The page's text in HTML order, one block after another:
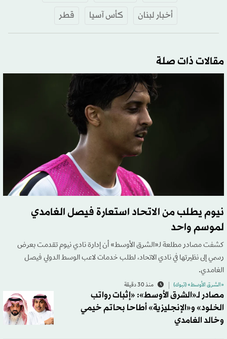
أخبار لبنان
كأس آسيا قطر
مقالات ذات صلة
نيوم يطلب من الاتحاد استعارة فيصل الغامدي
لموسم واحد
كشفت مصادر مطلعة لـ«الشرق الأوسط» أن إدارة نادي نيوم تقدمت بعرض
رسمي إلى نظيرتها في نادي الاتحاد، لطلب خدمات لاعب الوسط الدولي فيصل
الغامدي.
«الشرق الأوسط» (تبوك) منذ 30 دقيقة
مصادر لـ«الشرق الأوسط»: «إثبات رواتب
الخلود» و«الإنجليزية» أطاحا بحاتم خيمي
وخالد الغامدي